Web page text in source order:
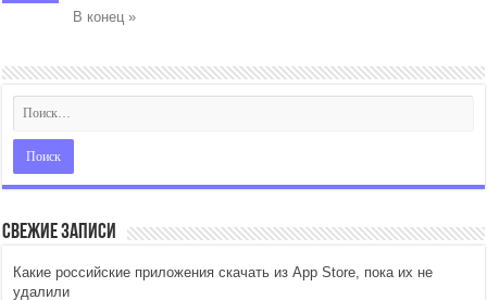
В конец »
Свежие записи
Какие российские приложения скачать из App Store, пока их не
удалили